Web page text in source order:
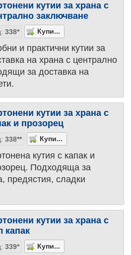
кутии за храна с
заключване
338*
и практични кутии за
на храна с централно
за доставка на
кутии за храна с
и прозорец
338**
кутия с капак и
Подходяща за
предястия, сладки
кутии за храна с
капак
339*